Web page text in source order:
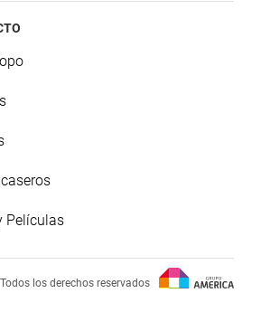
Películas
los derechos reservados